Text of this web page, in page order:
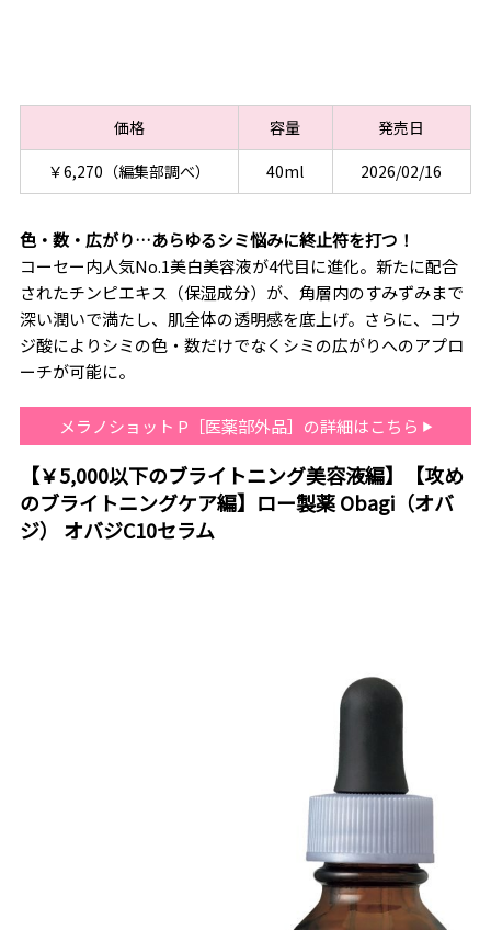
価格 容量
発売日
￥6,270（編集部調べ）
40ml 2026/02/16
色・数・広がり…あらゆるシミ悩みに終止符を打つ！
コーセー内人気No.1美白美容液が4代目に進化。新たに配合
されたチンピエキス（保湿成分）が、角層内のすみずみまで
深い潤いで満たし、肌全体の透明感を底上げ。さらに、コウ
ジ酸によりシミの色・数だけでなくシミの広がりへのアプロ
ーチが可能に。
メラノショット P［医薬部外品］の詳細はこちら
【￥5,000以下のブライトニング美容液編】【攻め
のブライトニングケア編】ロー製薬 Obagi（オバ
ジ） オバジC10セラム